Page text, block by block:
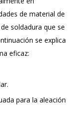
de material de
soldadura que se
se explica
eficaz:
para la aleación